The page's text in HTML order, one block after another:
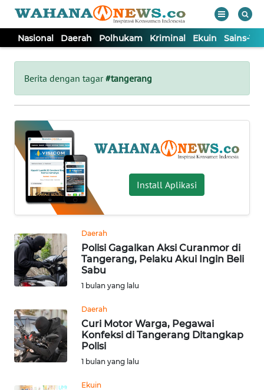
Nasional Daerah Polhukam Kriminal Ekuin Sains-
Berita dengan tagar#tangerang
Install Aplikasi
Daerah
Polisi Gagalkan Aksi Curanmor di
Tangerang, Pelaku Akui Ingin Beli
Sabu
1 bulan yang lalu
Daerah
Curi Motor Warga, Pegawai
Konfeksi di Tangerang Ditangkap
Polisi
1 bulan yang lalu
Ekuin
Tutup
NASIONAL
DAERAH
POLHUKAM
KRIMINAL
EKUIN
SAINS-TEKNO
INTERNASIONAL